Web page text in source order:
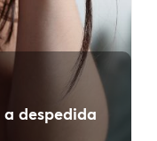
despedida